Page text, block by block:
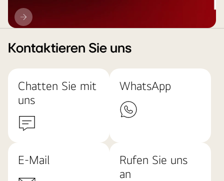
LG
Aktualisieren
Kontaktieren Sie uns
Chatten Sie mit
uns
WhatsApp
E-Mail
Rufen Sie uns
an